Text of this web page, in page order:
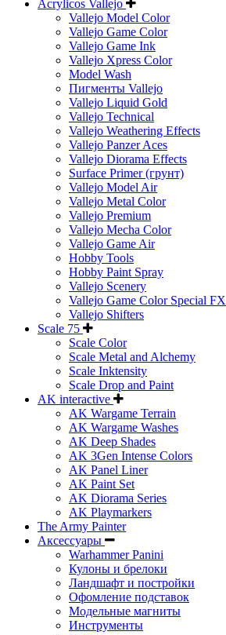
Acrylicos Vallejo
Vallejo Model Color
Vallejo Game Color
Vallejo Game Ink
Vallejo Xpress Color
Model Wash
Пигменты Vallejo
Vallejo Liquid Gold
Vallejo Technical
Vallejo Weathering Effects
Vallejo Panzer Aces
Vallejo Diorama Effects
Surface Primer (грунт)
Vallejo Model Air
Vallejo Metal Color
Vallejo Premium
Vallejo Mecha Color
Vallejo Game Air
Hobby Tools
Hobby Paint Spray
Vallejo Scenery
Vallejo Game Color Special FX
Vallejo Shifters
Scale 75
Scale Color
Scale Metal and Alchemy
Scale Inktensity
Scale Drop and Paint
AK interactive
AK Wargame Terrain
AK Wargame Washes
AK Deep Shades
AK 3Gen Intense Colors
AK Panel Liner
AK Paint Set
AK Diorama Series
AK Playmarkers
The Army Painter
Аксессуары
Warhammer Panini
Кулоны и брелоки
Ландшафт и постройки
Офомление подставок
Модельные магниты
Инструменты